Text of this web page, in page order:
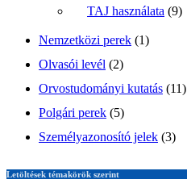
TAJ használata (9)
Nemzetközi perek (1)
Olvasói levél (2)
Orvostudományi kutatás (11)
Polgári perek (5)
Személyazonosító jelek (3)
Letöltések témakörök szerint